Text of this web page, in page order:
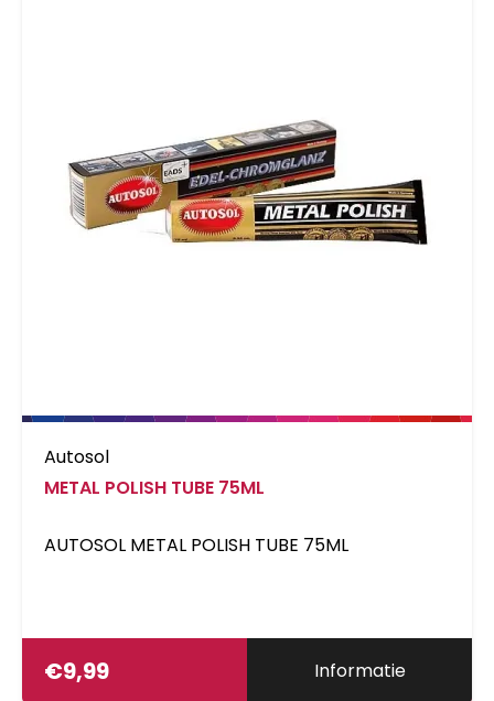
Autosol
METAL POLISH TUBE 75ML
AUTOSOL METAL POLISH TUBE 75ML
€9,99 Informatie